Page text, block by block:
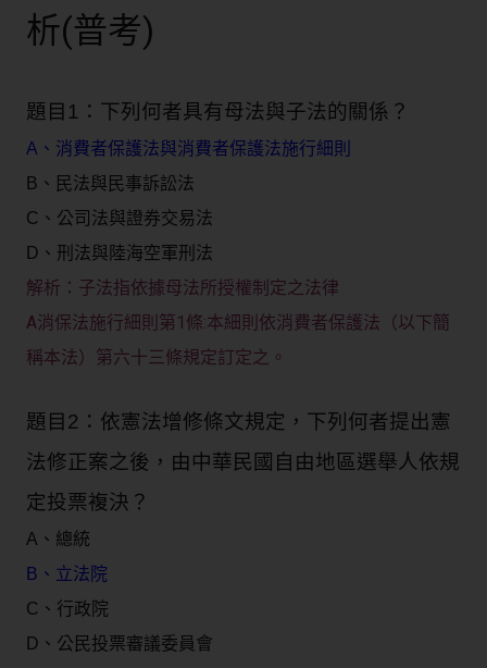
析(普考)
題目1：下列何者具有母法與子法的關係？
A、消費者保護法與消費者保護法施行細則
B、民法與民事訴訟法
C、公司法與證券交易法
D、刑法與陸海空軍刑法
解析： 子法指依據母法所授權制定之法律
A消保法施行細則第1條:本細則依消費者保護法（以下簡
稱本法）第六十三條規定訂定之。
題目2：依憲法增修條文規定，下列何者提出憲
法修正案之後，由中華民國自由地區選舉人依規
定投票複決？
A、總統
B、立法院
C、行政院
D、公民投票審議委員會